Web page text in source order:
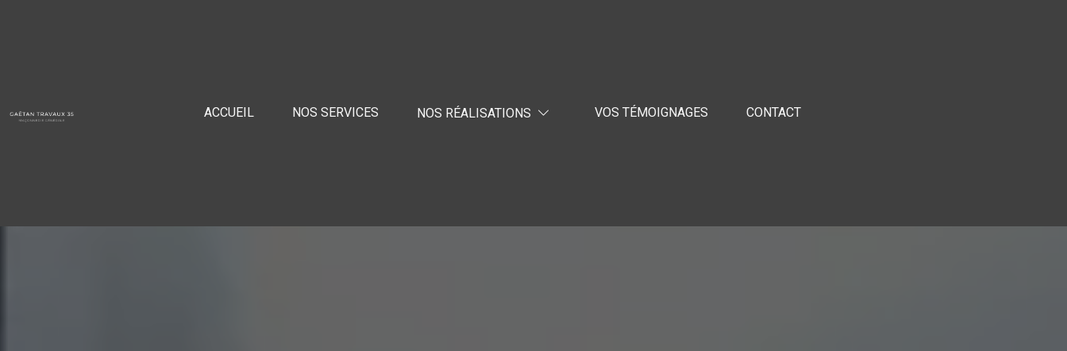
ACCUEIL NOS SERVICES NOS RÉALISATIONS VOS TÉMOIGNAGES CONTACT